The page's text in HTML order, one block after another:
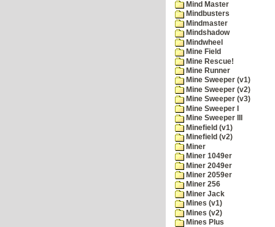
Mind Master
Mindbusters
Mindmaster
Mindshadow
Mindwheel
Mine Field
Mine Rescue!
Mine Runner
Mine Sweeper (v1)
Mine Sweeper (v2)
Mine Sweeper (v3)
Mine Sweeper I
Mine Sweeper III
Minefield (v1)
Minefield (v2)
Miner
Miner 1049er
Miner 2049er
Miner 2059er
Miner 256
Miner Jack
Mines (v1)
Mines (v2)
Mines Plus